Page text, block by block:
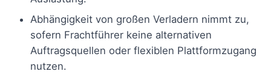
Abhängigkeit von großen Verladern nimmt zu,
sofern Frachtführer keine alternativen
Auftragsquellen oder flexiblen Plattformzugang
nutzen.